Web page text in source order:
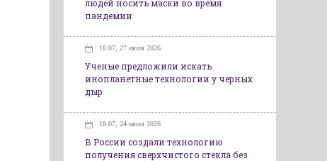
людей носить маски во время
пандемии
16:07, 27 июля 2026
Ученые предложили искать
инопланетные технологии у черных
дыр
18:07, 24 июля 2026
В России создали технологию
получения сверхчистого стекла без